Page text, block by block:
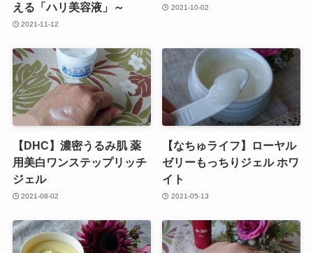
える「ハリ美容液」～
2021-11-12
2021-10-02
【DHC】濃密うるみ肌 薬
用美白ワンステップリッチ
ジェル
2021-08-02
【なちゅライフ】ローヤル
ゼリーもっちりジェル ホワ
イト
2021-05-13